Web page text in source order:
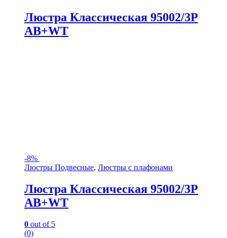
Люстра Классическая 95002/3P
AB+WT
-8%
Люстры Подвесные, Люстры с плафонами
Люстра Классическая 95002/3P
AB+WT
0 out of 5
(0)